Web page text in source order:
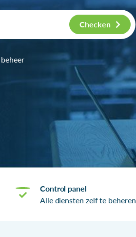
Checken
Control panel
Alle diensten zelf te beheren